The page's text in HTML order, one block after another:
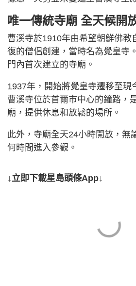
唯一傳統寺廟 全天候開
曹溪寺於1910年由希望朝鮮佛教
復的僧侶創建，當時名為覺皇寺
門內首次建立的寺廟。
1937年，開始將覺皇寺遷移至現
曹溪寺位於首爾市中心的鐘路，
廟，提供休息和放鬆的場所。
此外，寺廟全天24小時開放，無
何時間進入參觀。
↓立即下載星島頭條App↓